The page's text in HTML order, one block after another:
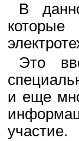
В
Это
и еще
участие.